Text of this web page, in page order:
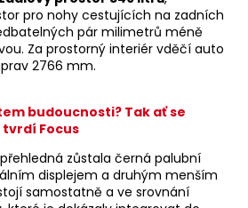
pro nohy cestujících na zadních
pár milimetrů méně
Za prostorný interiér vděčí auto
2766 mm.
budoucnosti? Tak ať se
Focus
zůstala černá palubní
displejem a druhým menším
samostatně a ve srovnání